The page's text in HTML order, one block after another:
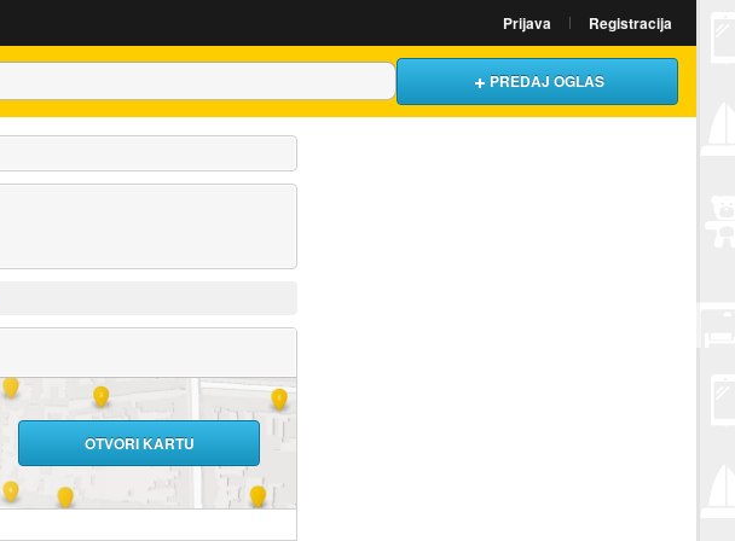
Prijava Registracija
PREDAJ OGLAS
OTVORI KARTU